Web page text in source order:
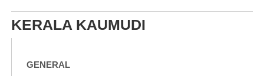
KERALA KAUMUDI
GENERAL